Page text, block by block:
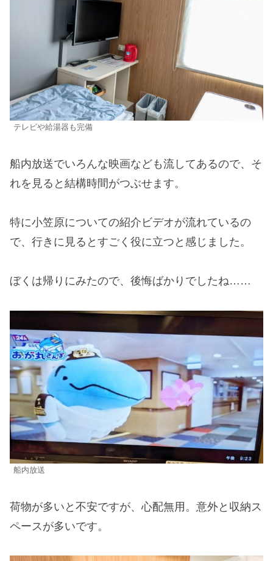
テレビや給湯器も完備
船内放送でいろんな映画なども流してあるので、そ
れを見ると結構時間がつぶせます。
特に小笠原についての紹介ビデオが流れているの
で、行きに見るとすごく役に立つと感じました。
ぼくは帰りにみたので、後悔ばかりでしたね……
船内放送
荷物が多いと不安ですが、心配無用。意外と収納ス
ペースが多いです。